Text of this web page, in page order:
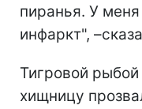
пиранья. У
инфаркт",
Тигровой
хищницу